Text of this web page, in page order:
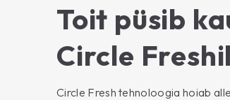
Toit püsib
Circle
Circle Fresh tehnoloogia hoiab